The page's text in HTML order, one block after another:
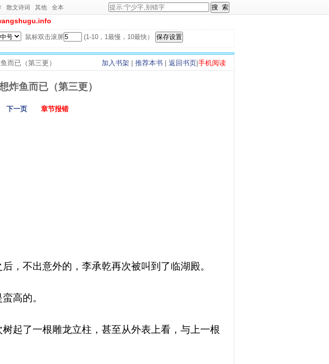
散文诗词 其他 全本
鼠标双击滚屏 (1-10，1最慢，10最快）
加入书架 | 推荐本书 | 返回书页|手机阅读
而已（第三更）
炸鱼而已（第三更）
下一页 章节报错
，不出意外的，李承乾再次被叫到了临湖殿。
高的。
起了一根雕龙立柱，甚至从外表上看，与上一根